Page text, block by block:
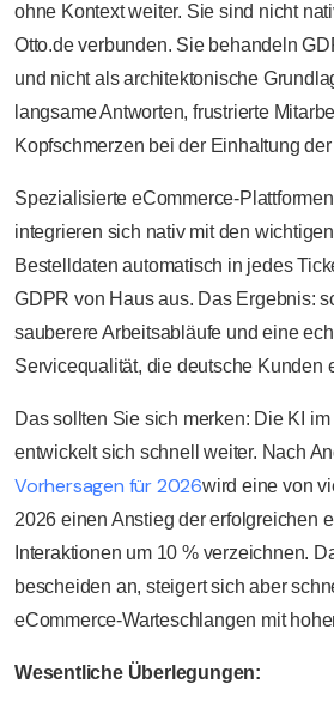
ohne Kontext weiter. Sie sind nicht
Otto.de verbunden. Sie behandeln
und nicht als architektonische
langsame Antworten, frustrierte
Kopfschmerzen bei der Einhaltung
Spezialisierte eCommerce-
integrieren sich nativ mit den
Bestelldaten automatisch in jedes
GDPR von Haus aus. Das Ergebnis:
sauberere Arbeitsabläufe und eine
Servicequalität, die deutsche Kunden
Das sollten Sie sich merken: Die KI
entwickelt sich schnell weiter. Nach
Vorhersagen für 2026wird eine von
2026 einen Anstieg der erfolgreichen
Interaktionen um 10 % verzeichnen.
bescheiden an, steigert sich aber
eCommerce-Warteschlangen mit
Wesentliche Überlegungen: